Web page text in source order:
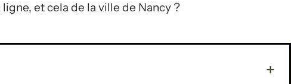
et cela de la ville de Nancy ?